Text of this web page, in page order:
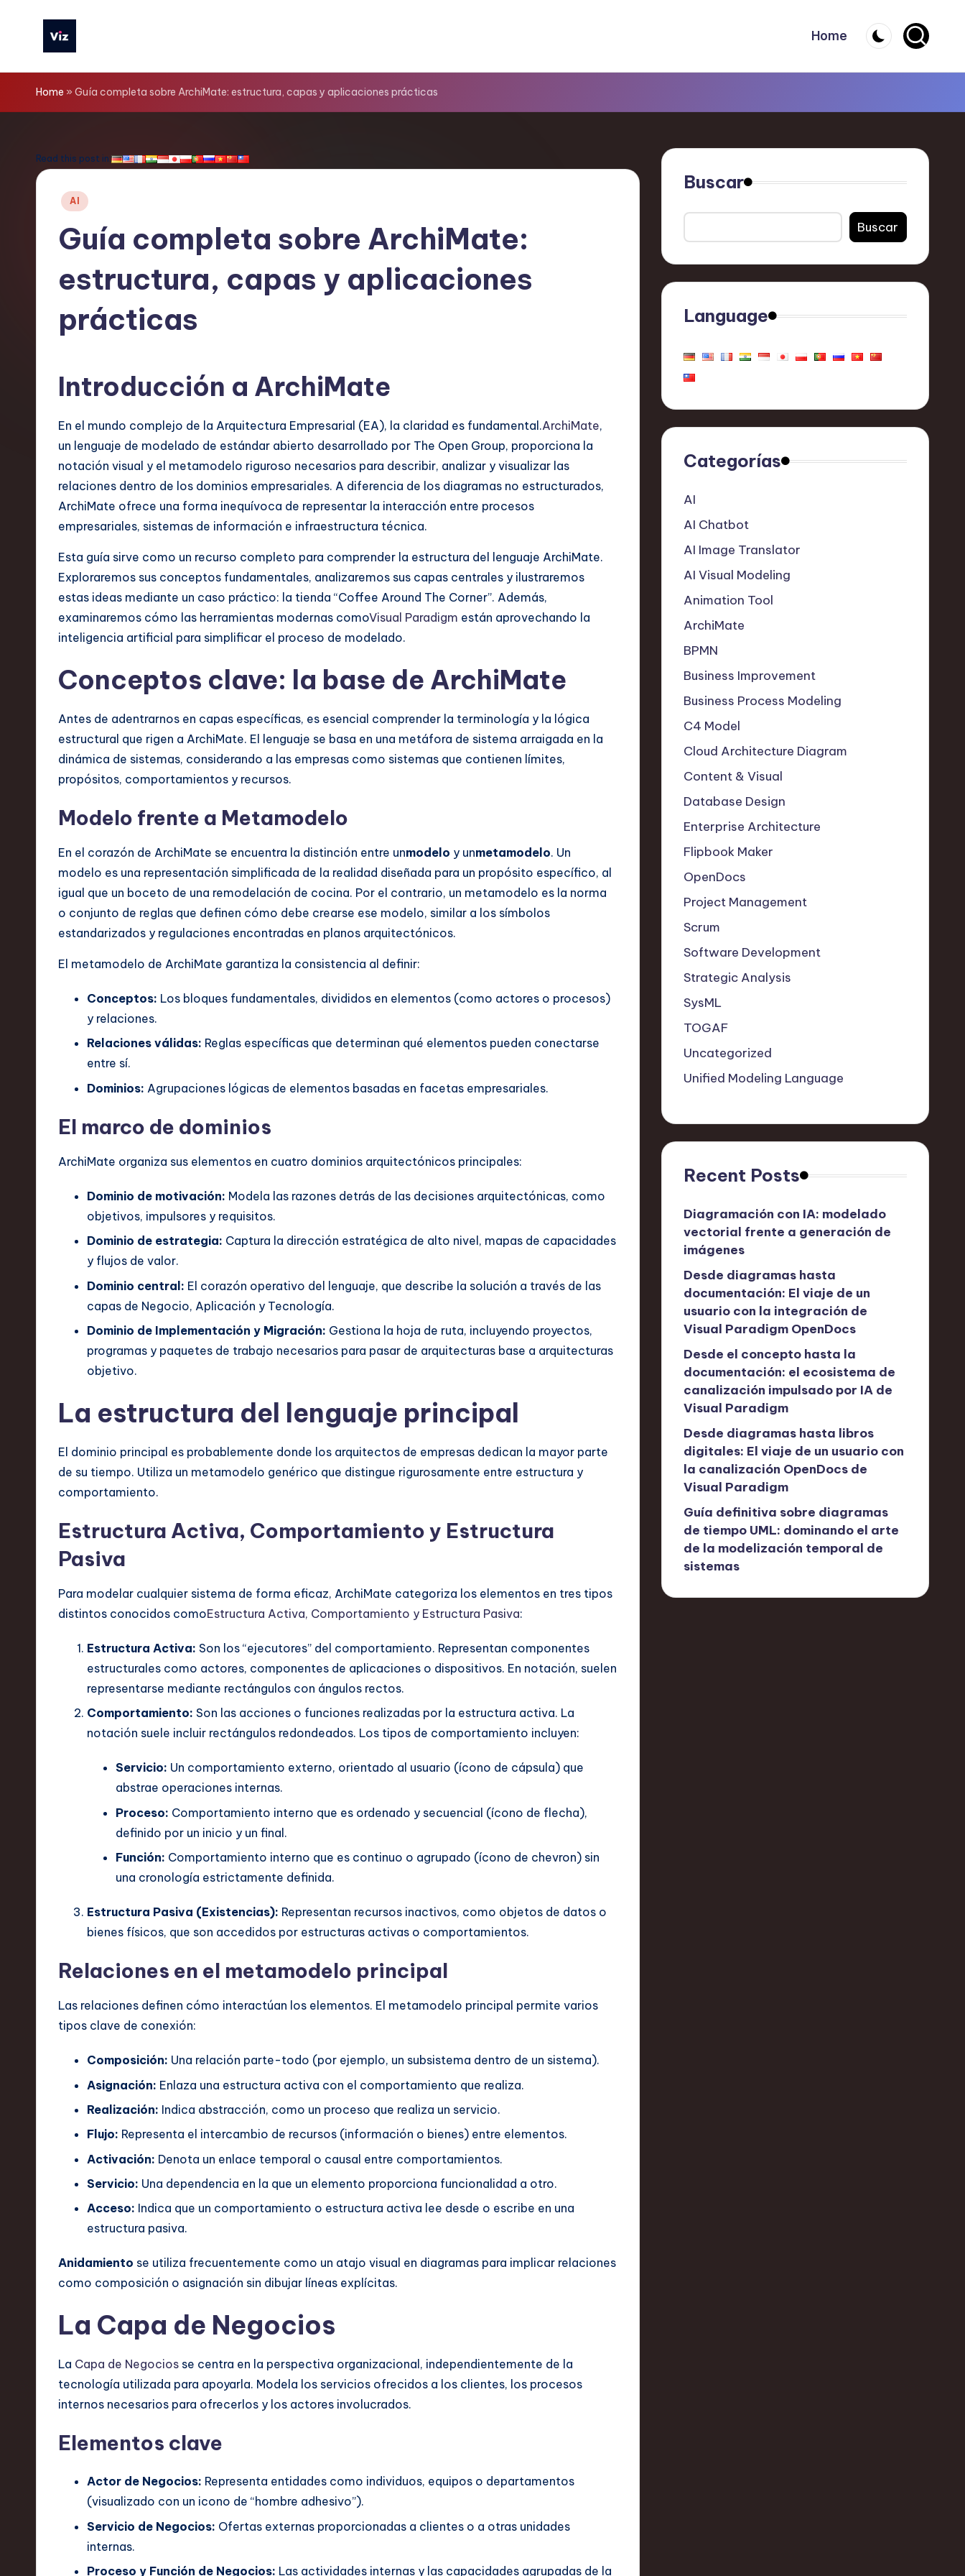
V
iz
o
is
ft
w
Home
Home » Guía completa sobre ArchiMate: estructura, capas y aplicaciones prácticas
Read this post in:
Publicado
AI
Guía completa sobre ArchiMate:
estructura, capas y aplicaciones
prácticas
Introducción a ArchiMate
En el mundo complejo de la Arquitectura Empresarial (EA), la claridad es fundamental.ArchiMate,
un lenguaje de modelado de estándar abierto desarrollado por The Open Group, proporciona la
notación visual y el metamodelo riguroso necesarios para describir, analizar y visualizar las
relaciones dentro de los dominios empresariales. A diferencia de los diagramas no estructurados,
ArchiMate ofrece una forma inequívoca de representar la interacción entre procesos
empresariales, sistemas de información e infraestructura técnica.
Esta guía sirve como un recurso completo para comprender la estructura del lenguaje ArchiMate.
Exploraremos sus conceptos fundamentales, analizaremos sus capas centrales y ilustraremos
estas ideas mediante un caso práctico: la tienda “Coffee Around The Corner”. Además,
examinaremos cómo las herramientas modernas comoVisual Paradigm están aprovechando la
inteligencia artificial para simplificar el proceso de modelado.
Conceptos clave: la base de ArchiMate
Antes de adentrarnos en capas específicas, es esencial comprender la terminología y la lógica
estructural que rigen a ArchiMate. El lenguaje se basa en una metáfora de sistema arraigada en la
dinámica de sistemas, considerando a las empresas como sistemas que contienen límites,
propósitos, comportamientos y recursos.
Modelo frente a Metamodelo
En el corazón de ArchiMate se encuentra la distinción entre unmodelo y unmetamodelo. Un
modelo es una representación simplificada de la realidad diseñada para un propósito específico, al
igual que un boceto de una remodelación de cocina. Por el contrario, un metamodelo es la norma
o conjunto de reglas que definen cómo debe crearse ese modelo, similar a los símbolos
estandarizados y regulaciones encontradas en planos arquitectónicos.
El metamodelo de ArchiMate garantiza la consistencia al definir:
Conceptos: Los bloques fundamentales, divididos en elementos (como actores o procesos)
y relaciones.
Relaciones válidas: Reglas específicas que determinan qué elementos pueden conectarse
entre sí.
Dominios: Agrupaciones lógicas de elementos basadas en facetas empresariales.
El marco de dominios
ArchiMate organiza sus elementos en cuatro dominios arquitectónicos principales:
Dominio de motivación: Modela las razones detrás de las decisiones arquitectónicas, como
objetivos, impulsores y requisitos.
Dominio de estrategia: Captura la dirección estratégica de alto nivel, mapas de capacidades
y flujos de valor.
Dominio central: El corazón operativo del lenguaje, que describe la solución a través de las
capas de Negocio, Aplicación y Tecnología.
Dominio de Implementación y Migración: Gestiona la hoja de ruta, incluyendo proyectos,
programas y paquetes de trabajo necesarios para pasar de arquitecturas base a arquitecturas
objetivo.
La estructura del lenguaje principal
El dominio principal es probablemente donde los arquitectos de empresas dedican la mayor parte
de su tiempo. Utiliza un metamodelo genérico que distingue rigurosamente entre estructura y
comportamiento.
Estructura Activa, Comportamiento y Estructura
Pasiva
Para modelar cualquier sistema de forma eficaz, ArchiMate categoriza los elementos en tres tipos
distintos conocidos comoEstructura Activa, Comportamiento y Estructura Pasiva:
Estructura Activa: Son los “ejecutores” del comportamiento. Representan componentes
estructurales como actores, componentes de aplicaciones o dispositivos. En notación, suelen
representarse mediante rectángulos con ángulos rectos.
Comportamiento: Son las acciones o funciones realizadas por la estructura activa. La
notación suele incluir rectángulos redondeados. Los tipos de comportamiento incluyen:
Servicio: Un comportamiento externo, orientado al usuario (ícono de cápsula) que
abstrae operaciones internas.
Proceso: Comportamiento interno que es ordenado y secuencial (ícono de flecha),
definido por un inicio y un final.
Función: Comportamiento interno que es continuo o agrupado (ícono de chevron) sin
una cronología estrictamente definida.
Estructura Pasiva (Existencias): Representan recursos inactivos, como objetos de datos o
bienes físicos, que son accedidos por estructuras activas o comportamientos.
Relaciones en el metamodelo principal
Las relaciones definen cómo interactúan los elementos. El metamodelo principal permite varios
tipos clave de conexión:
Composición: Una relación parte-todo (por ejemplo, un subsistema dentro de un sistema).
Asignación: Enlaza una estructura activa con el comportamiento que realiza.
Realización: Indica abstracción, como un proceso que realiza un servicio.
Flujo: Representa el intercambio de recursos (información o bienes) entre elementos.
Activación: Denota un enlace temporal o causal entre comportamientos.
Servicio: Una dependencia en la que un elemento proporciona funcionalidad a otro.
Acceso: Indica que un comportamiento o estructura activa lee desde o escribe en una
estructura pasiva.
Anidamiento se utiliza frecuentemente como un atajo visual en diagramas para implicar relaciones
como composición o asignación sin dibujar líneas explícitas.
La Capa de Negocios
La Capa de Negocios se centra en la perspectiva organizacional, independientemente de la
tecnología utilizada para apoyarla. Modela los servicios ofrecidos a los clientes, los procesos
internos necesarios para ofrecerlos y los actores involucrados.
Elementos clave
Actor de Negocios: Representa entidades como individuos, equipos o departamentos
(visualizado con un icono de “hombre adhesivo”).
Servicio de Negocios: Ofertas externas proporcionadas a clientes o a otras unidades
internas.
Proceso y Función de Negocios: Las actividades internas y las capacidades agrupadas de la
Buscar
Buscar
Language
Categorías
AI
AI Chatbot
AI Image Translator
AI Visual Modeling
Animation Tool
ArchiMate
BPMN
Business Improvement
Business Process Modeling
C4 Model
Cloud Architecture Diagram
Content & Visual
Database Design
Enterprise Architecture
Flipbook Maker
OpenDocs
Project Management
Scrum
Software Development
Strategic Analysis
SysML
TOGAF
Uncategorized
Unified Modeling Language
Recent Posts
Diagramación con IA: modelado
vectorial frente a generación de
imágenes
Desde diagramas hasta
documentación: El viaje de un
usuario con la integración de
Visual Paradigm OpenDocs
Desde el concepto hasta la
documentación: el ecosistema de
canalización impulsado por IA de
Visual Paradigm
Desde diagramas hasta libros
digitales: El viaje de un usuario con
la canalización OpenDocs de
Visual Paradigm
Guía definitiva sobre diagramas
de tiempo UML: dominando el arte
de la modelización temporal de
sistemas